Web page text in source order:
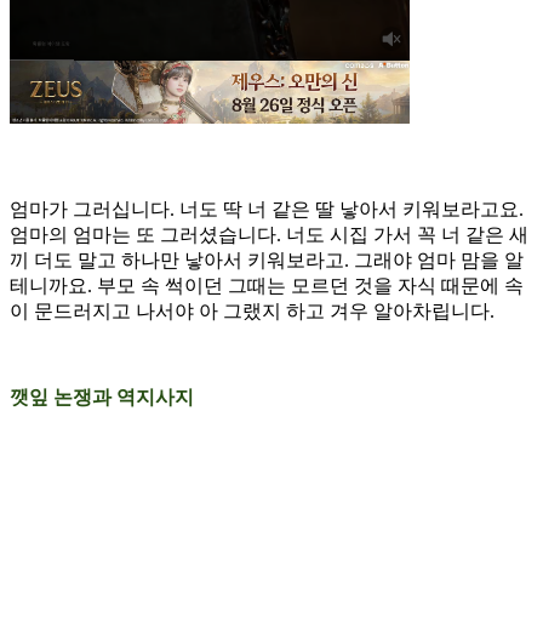
엄마가 그러십니다. 너도 딱 너 같은 딸 낳아서 키워보라고요.
엄마의 엄마는 또 그러셨습니다. 너도 시집 가서 꼭 너 같은 새
끼 더도 말고 하나만 낳아서 키워보라고. 그래야 엄마 맘을 알
테니까요. 부모 속 썩이던 그때는 모르던 것을 자식 때문에 속
이 문드러지고 나서야 아 그랬지 하고 겨우 알아차립니다.
깻잎 논쟁과 역지사지